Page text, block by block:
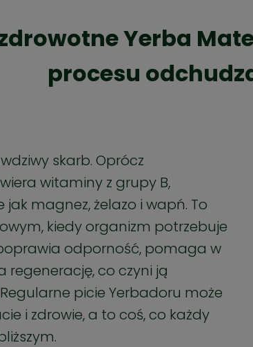
Yerba
procesu
skarb. Oprócz
witaminy z grupy B,
jak magnez, żelazo i wapń. To
kiedy organizm potrzebuje
odporność, pomaga w
regenerację, co czyni ją
picie Yerbadoru może
i zdrowie, a to coś, co każdy